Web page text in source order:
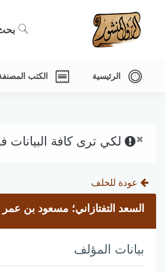
الرئيسية الكتب
× لكي ترى كافة البيانات
عودة للخلف
السعد التفتازاني؛ مسعود بن عمر
بيانات المؤلف